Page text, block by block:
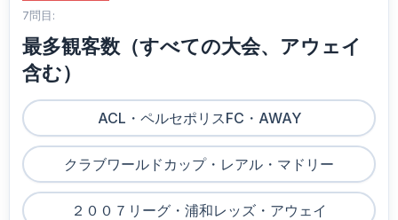
7問目:
最多観客数（すべての大会、アウェイ
含む）
ACL・ペルセポリスFC・AWAY
クラブワールドカップ・レアル・マドリー
２００７リーグ・浦和レッズ・アウェイ